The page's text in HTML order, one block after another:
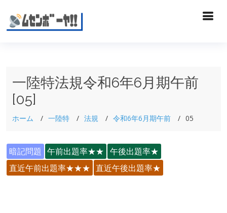
一陸特法規令和6年6月期午前
[05]
ホーム 一陸特 法規 令和6年6月期午前 05
暗記問題 午前出題率★★ 午後出題率★
直近午前出題率★★★ 直近午後出題率★